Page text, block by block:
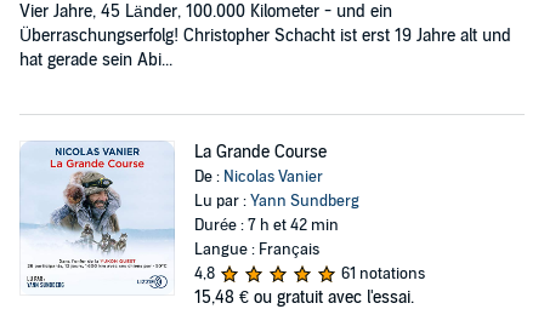
Vier Jahre, 45 Länder, 100.000 Kilometer - und ein
Überraschungserfolg! Christopher Schacht ist erst 19 Jahre alt und
hat gerade sein Abi...
La Grande Course
De : Nicolas Vanier
Lu par :Yann Sundberg
Durée : 7 h et 42 min
Langue : Français
4,8
61 notations
15,48 € ou gratuit avec l'essai.